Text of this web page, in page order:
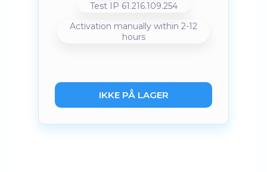
Test IP 61.216.109.254
Activation manually within 2-12
hours
IKKE PÅ LAGER